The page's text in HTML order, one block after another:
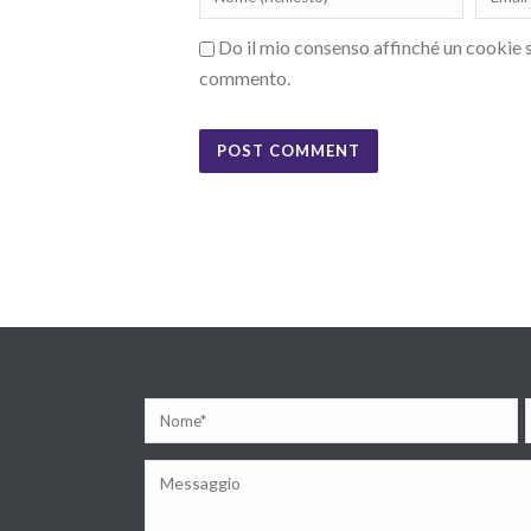
Do il mio consenso affinché un
commento.